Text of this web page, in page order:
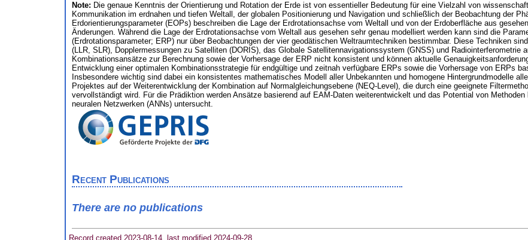
Note: Die genaue Kenntnis der Orientierung und Rotation der Erde ist von essentieller Bedeutung für eine Vielzahl von
Kommunikation im erdnahen und tiefen Weltall, der globalen Positionierung und Navigation und schließlich der Beobachtung der
Erdorientierungsparameter (EOPs) beschreiben die Lage der Erdrotationsachse vom Weltall und von der Erdoberfläche aus
Änderungen. Während die Lage der Erdrotationsachse vom Weltall aus gesehen sehr genau modelliert werden kann sind die
(Erdrotationsparameter; ERP) nur über Beobachtungen der vier geodätischen Weltraumtechniken bestimmbar. Diese Techniken
(LLR, SLR), Dopplermessungen zu Satelliten (DORIS), das Globale Satellitennavigationssystem (GNSS) und Radiointerferometrie
Kombinationsansätze zur Berechnung sowie der Vorhersage der ERP nicht konsistent und können aktuelle
Entwicklung einer optimalen Kombinationsstrategie für endgültige und zeitnah verfügbare ERPs sowie die Vorhersage von ERPs
Insbesondere wichtig sind dabei ein konsistentes mathematisches Modell aller Unbekannten und homogene Hintergrundmodelle
Projektes auf der Weiterentwicklung der Kombination auf Normalgleichungsebene (NEQ-Level), die durch eine geeignete
vervollständigt wird. Für die Prädiktion werden Ansätze basierend auf EAM-Daten weiterentwickelt und das Potential von
neuralen Netzwerken (ANNs) untersucht.
Recent Publications
There are no publications
Record created 2023-08-14, last modified 2024-09-28